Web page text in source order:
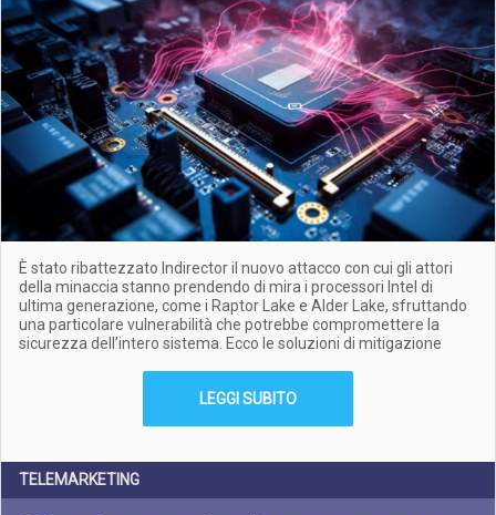
È stato ribattezzato Indirector il nuovo attacco con cui gli attori
della minaccia stanno prendendo di mira i processori Intel di
ultima generazione, come i Raptor Lake e Alder Lake, sfruttando
una particolare vulnerabilità che potrebbe compromettere la
sicurezza dell’intero sistema. Ecco le soluzioni di mitigazione
LEGGI SUBITO
TELEMARKETING